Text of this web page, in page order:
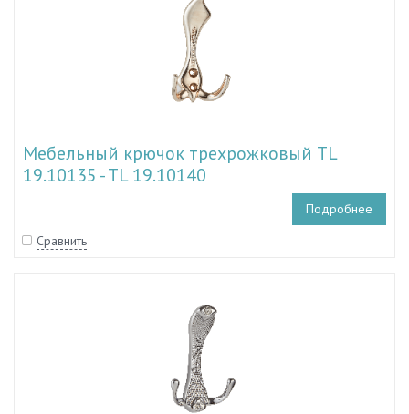
Мебельный крючок трехрожковый TL
19.10135 - TL 19.10140
Подробнее
Сравнить